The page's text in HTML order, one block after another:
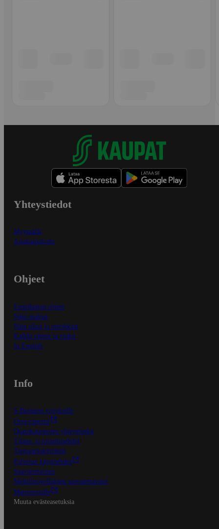
Yhteystiedot
Myymälät
Asiakaspalvelu
Ohjeet
Ensitilaajan ohjeet
Näin maksat
Näin tilaat ja muokkaat
Kaikki ohjeet ja vinkit
In English
Info
S-Business yrityksille
Oiva-raportit
Osuuskauppojen yhteystiedot
Tilaus- ja toimitusehdot
Tietosuojakäytäntö
Palvelun käyttöehdot
Saavutettavuus
Mobiilisovelluksen saavutettavuus
Mainostajalle
Muuta evästeasetuksia